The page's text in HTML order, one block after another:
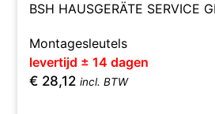
BSH HAUSGERÄTE SERVICE
Montagesleutels
levertijd ± 14 dagen
€ 28,12 incl. BTW